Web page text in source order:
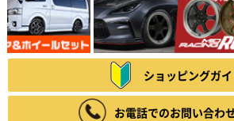
ショッピングガ
お電話でのお問い合わ